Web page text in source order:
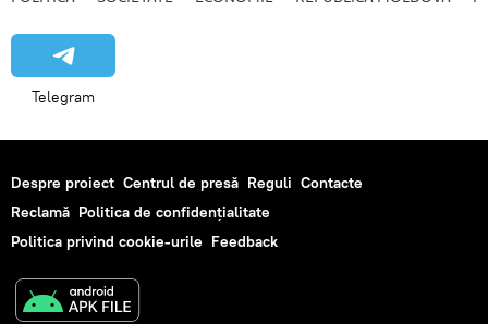
Telegram
Despre proiect Centrul de presă Reguli Contacte
Reclamă Politica de confidențialitate
Politica privind cookie-urile Feedback